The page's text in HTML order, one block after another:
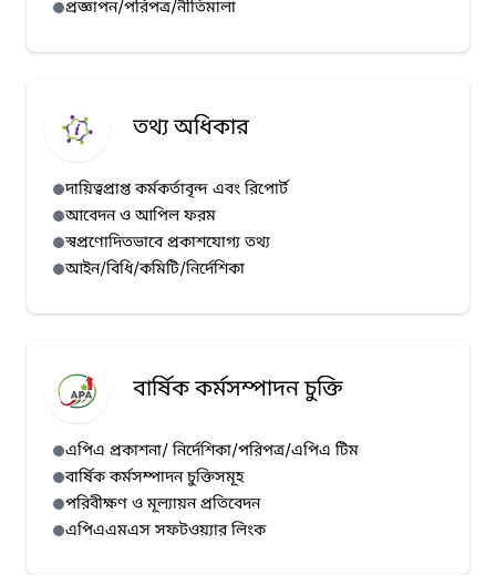
প্রজ্ঞাপন/পরিপত্র/নীতিমালা
তথ্য অধিকার
দায়িত্বপ্রাপ্ত কর্মকর্তাবৃন্দ এবং রিপোর্ট
আবেদন ও আপিল ফরম
স্বপ্রণোদিতভাবে প্রকাশযোগ্য তথ্য
আইন/বিধি/কমিটি/নির্দেশিকা
বার্ষিক কর্মসম্পাদন চুক্তি
এপিএ প্রকাশনা/ নির্দেশিকা/পরিপত্র/এপিএ টিম
বার্ষিক কর্মসম্পাদন চুক্তিসমূহ
পরিবীক্ষণ ও মূল্যায়ন প্রতিবেদন
এপিএএমএস সফটওয়্যার লিংক